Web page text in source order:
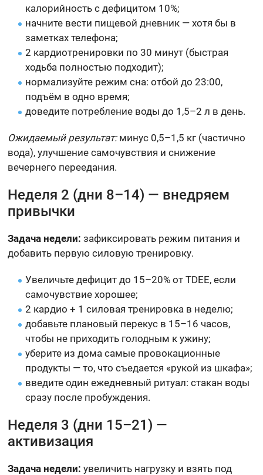
калорийность с дефицитом 10%;
начните вести пищевой дневник — хотя бы в
заметках телефона;
2 кардиотренировки по 30 минут (быстрая
ходьба полностью подходит);
нормализуйте режим сна: отбой до 23:00,
подъём в одно время;
доведите потребление воды до 1,5–2 л в день.
Ожидаемый результат:минус 0,5–1,5 кг (частично
вода), улучшение самочувствия и снижение
вечернего переедания.
Неделя 2 (дни 8–14) — внедряем
привычки
Задача недели: зафиксировать режим питания и
добавить первую силовую тренировку.
Увеличьте дефицит до 15–20% от TDEE, если
самочувствие хорошее;
2 кардио + 1 силовая тренировка в неделю;
добавьте плановый перекус в 15–16 часов,
чтобы не приходить голодным к ужину;
уберите из дома самые провокационные
продукты — то, что съедается «рукой из шкафа»;
введите один ежедневный ритуал: стакан воды
сразу после пробуждения.
Неделя 3 (дни 15–21) —
активизация
Задача недели: увеличить нагрузку и взять под